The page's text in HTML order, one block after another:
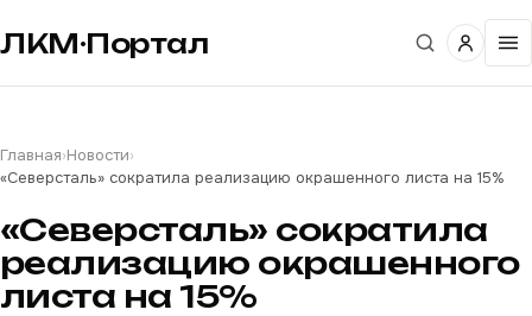
ЛКМ·Портал
Главная›Новости›
«Северсталь» сократила реализацию окрашенного листа на 15%
«Северсталь» сократила
реализацию окрашенного
листа на 15%